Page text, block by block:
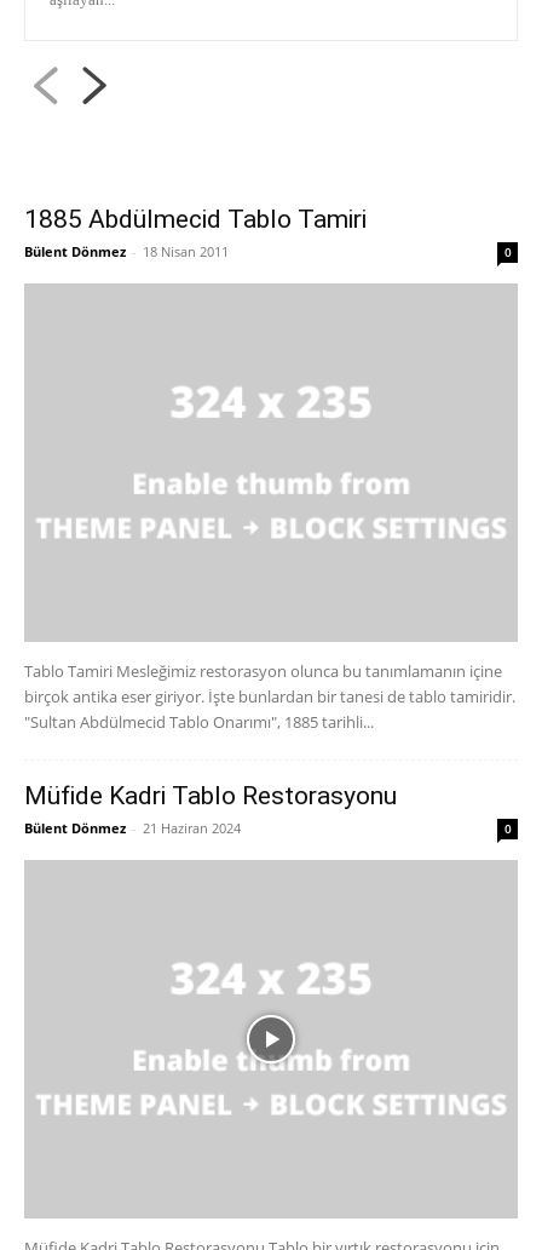
1885 Abdülmecid Tablo Tamiri
Bülent Dönmez - 18 Nisan 2011 0
Tablo Tamiri Mesleğimiz restorasyon olunca bu tanımlamanın içine
birçok antika eser giriyor. İşte bunlardan bir tanesi de tablo tamiridir.
"Sultan Abdülmecid Tablo Onarımı", 1885 tarihli...
Müfide Kadri Tablo Restorasyonu
Bülent Dönmez - 21 Haziran 2024 0